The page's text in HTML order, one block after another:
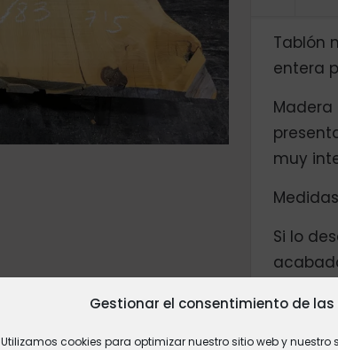
Gestionar el consentimiento de las
Utilizamos cookies para optimizar nuestro sitio web y nuestro
Tablón
entera
muy
Si lo